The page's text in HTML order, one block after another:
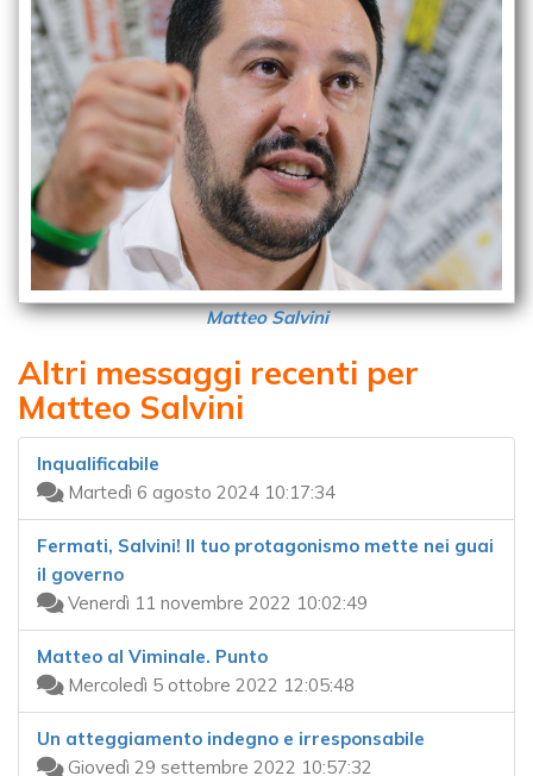
Matteo Salvini
Altri messaggi recenti per
Matteo Salvini
Inqualificabile
Martedì 6 agosto 2024 10:17:34
Fermati, Salvini! Il tuo protagonismo mette nei guai
il governo
Venerdì 11 novembre 2022 10:02:49
Matteo al Viminale. Punto
Mercoledì 5 ottobre 2022 12:05:48
Un atteggiamento indegno e irresponsabile
Giovedì 29 settembre 2022 10:57:32